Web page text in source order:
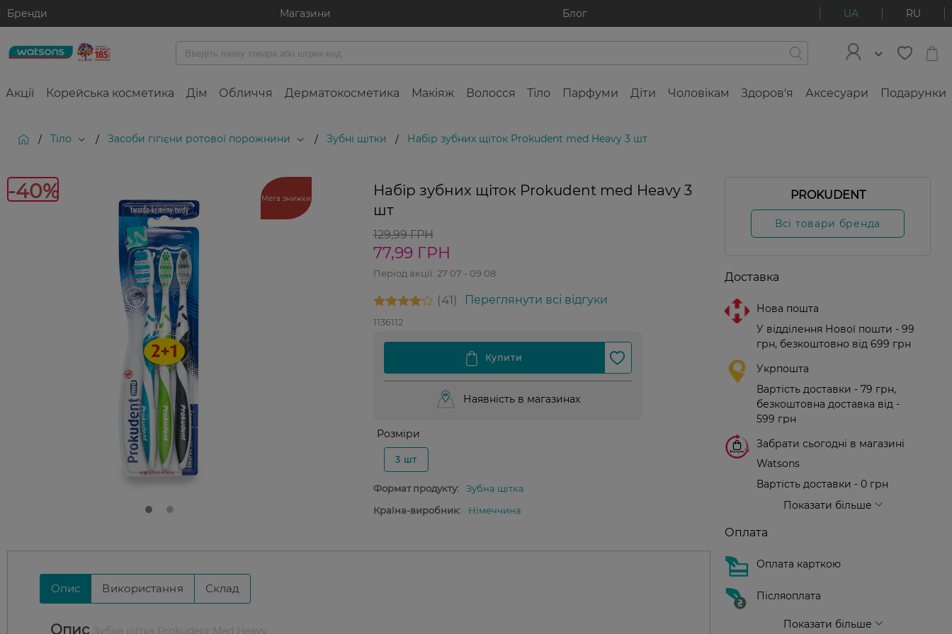
Бренди Магазини Блог UA RU
Акції Корейська косметика Дім Обличчя Дерматокосметика Макіяж Волосся Тіло Парфуми Діти Чоловікам Здоров'я Аксесуари Подарунки
/ Тіло / Засоби гігієни ротової порожнини / Зубні щітки / Набір зубних щіток Prokudent med Heavy 3 шт
-40% Мега знижки
-40%
Мега знижки
Набір зубних щіток Prokudent med Heavy 3
шт
129,99 ГРН
77,99 ГРН
Період акції: 27 07 - 09 08
41 Переглянути всі відгуки
1136112
Наявність в магазинах
Розміри
3 шт
Формат продукту:
Зубна щітка
Країна-виробник:
Німеччина
Опис Використання Склад
Опис
PROKUDENT
Всі товари бренда
Доставка
Нова пошта
У відділення Нової пошти - 99
грн, безкоштовно від 699 грн
Укрпошта
Вартість доставки - 79 грн,
безкоштовна доставка від -
599 грн
Забрати сьогодні в магазині
Watsons
Вартість доставки - 0 грн
Показати більше
Оплата
Оплата карткою
Післяоплата
Показати більше